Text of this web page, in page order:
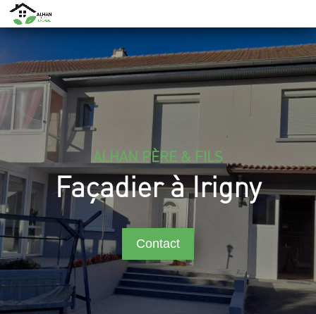
ALHAN PÈRE & FILS
Façadier à Irigny
Contact